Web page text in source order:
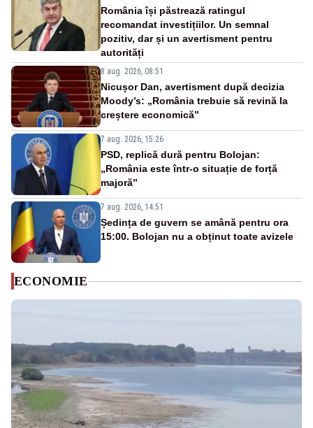
România își păstrează ratingul
recomandat investițiilor. Un semnal
pozitiv, dar și un avertisment pentru
autorități
8 aug. 2026, 08:51
Nicușor Dan, avertisment după decizia
Moody’s: „România trebuie să revină la
creștere economică”
7 aug. 2026, 15:26
PSD, replică dură pentru Bolojan:
„România este într-o situație de forță
majoră”
7 aug. 2026, 14:51
Ședința de guvern se amână pentru ora
15:00. Bolojan nu a obținut toate avizele
ECONOMIE